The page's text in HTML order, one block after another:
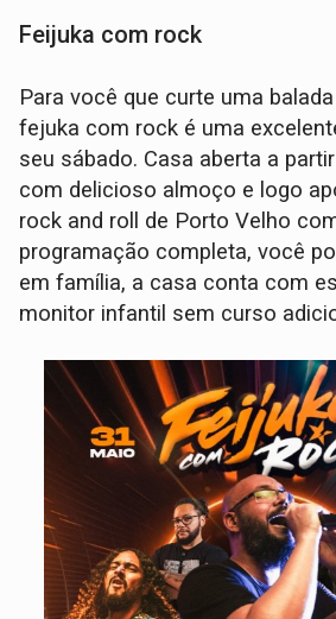
Feijuka com rock
Para você que curte uma
fejuka com rock é uma
seu sábado. Casa aberta a
com delicioso almoço e logo
rock and roll de Porto Velho
programação completa, você
em família, a casa conta com
monitor infantil sem curso